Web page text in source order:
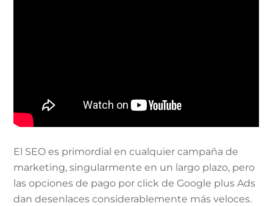
El SEO es primordial en cualquier campaña de
marketing, singularmente en un largo plazo, pero
las opciones de pago por click de Google plus Ads
dan desenlaces considerablemente más veloces.